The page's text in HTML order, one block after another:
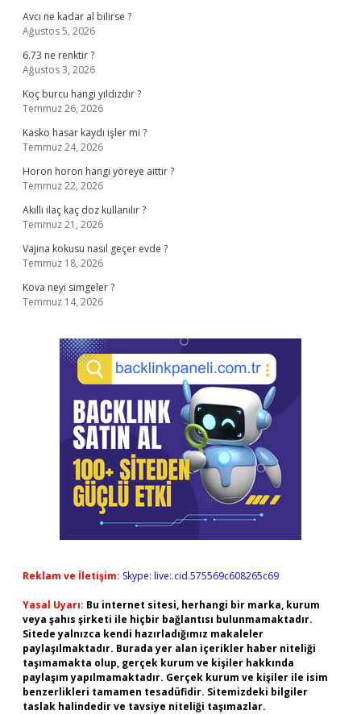
Avcı ne kadar al bilirse ?
Ağustos 5, 2026
6.73 ne renktir ?
Ağustos 3, 2026
Koç burcu hangi yıldızdır ?
Temmuz 26, 2026
Kasko hasar kaydı işler mi ?
Temmuz 24, 2026
Horon horon hangi yöreye aittir ?
Temmuz 22, 2026
Akıllı ilaç kaç doz kullanılır ?
Temmuz 21, 2026
Vajina kokusu nasıl geçer evde ?
Temmuz 18, 2026
Kova neyi simgeler ?
Temmuz 14, 2026
Reklam ve İletişim: Skype: live:.cid.575569c608265c69
Yasal Uyarı: Bu internet sitesi, herhangi bir marka, kurum
veya şahıs şirketi ile hiçbir bağlantısı bulunmamaktadır.
Sitede yalnızca kendi hazırladığımız makaleler
paylaşılmaktadır. Burada yer alan içerikler haber niteliği
taşımamakta olup, gerçek kurum ve kişiler hakkında
paylaşım yapılmamaktadır. Gerçek kurum ve kişiler ile isim
benzerlikleri tamamen tesadüfidir. Sitemizdeki bilgiler
taslak halindedir ve tavsiye niteliği taşımazlar.